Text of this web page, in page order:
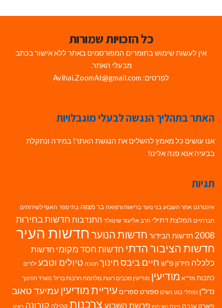
כל הזכויות שמורות
אין לעשות שימוש בחומרים המפורסמים באתר ללא אישור בכתב
מבעלי האתר.
לפרטים: Avihai.ZoomAt@gmail.com
האתר בתהליך הנגשה לבעלי מוגבלויות
אנו עושים כל מאמץ להשלים את הנגשת האתר! במידה ונתקלת
בבעיה אנא פנה אלינו!
תגיות
אינטרנט אתר השבוע בני נוער בריאות ורפואה בר מצווה בתי ספר האגף לשירותים
חברתיים המלצת דתילי הרב אליעזר שינוולד התנדבות חדשות בחירות
2008 חדשות הבידור חדשות הנוערחדשות העיר
חדשות הציבור הדתי חדשות חסד מקומי חדשות
כלכלה חידון פ"ש חיים ביבסחינוך חנוכה טיולים וטבע ילדים
כתבות מד"א מודיעין מודיעין מכבים רעות מלחמת חרבות ברזל משרד החינוך
נדל"ן נפתלי בנט נשים ספורט ספרים עיריית מודיעין עמיעד טאוב
פארק ענבה פינת האימוץ פרשת השבועצרכנות קהילה קורונה ראיון